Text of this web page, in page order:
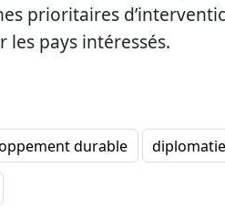
prioritaires
les pays intéressés.
durable